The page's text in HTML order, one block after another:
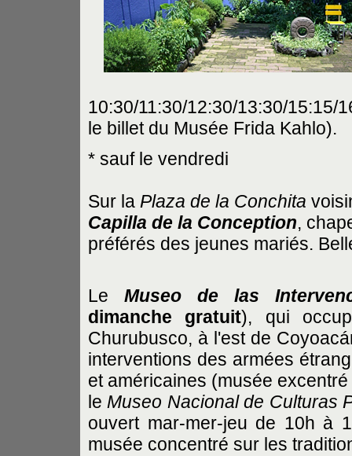
10:30/11:30/12:30/13:30/
le billet du Musée Frida Kahlo).
* sauf le vendredi
Sur la Plaza de la Conchita
Capilla de la Conception,
préférés des jeunes mariés.
Le Museo de las
dimanche gratuit), qui
Churubusco, à l'est de
interventions des armées
et américaines (musée
leMuseo Nacional de Culturas
ouvert mar-mer-jeu de 10h à
musée concentré sur les